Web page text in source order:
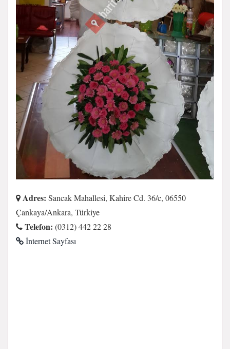
Adres: Sancak Mahallesi, Kahire Cd. 36/c, 06550
Çankaya/Ankara, Türkiye
Telefon: (0312) 442 22 28
İnternet Sayfası